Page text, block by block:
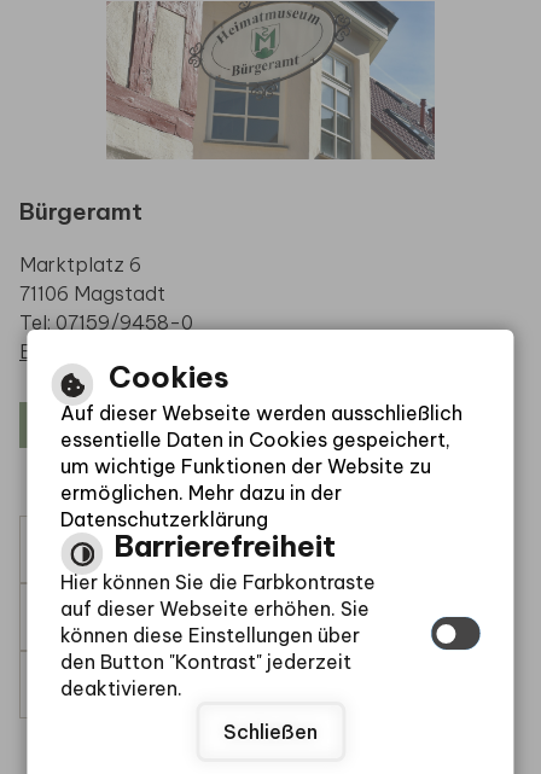
Bürgeramt
Marktplatz 6
71106 Magstadt
Tel: 07159/9458-0
E-Mail schreiben
Öffnungszeiten
Leichte Sprache
Gebärdensprache
Barrierefreie Ansicht
Cookies
Auf dieser Webseite werden ausschließlich
essentielle Daten in Cookies gespeichert,
um wichtige Funktionen der Website zu
ermöglichen. Mehr dazu in der
Datenschutzerklärung
Barrierefreiheit
Hier können Sie die Farbkontraste
auf dieser Webseite erhöhen. Sie
können diese Einstellungen über
den Button "Kontrast" jederzeit
deaktivieren.
Schließen